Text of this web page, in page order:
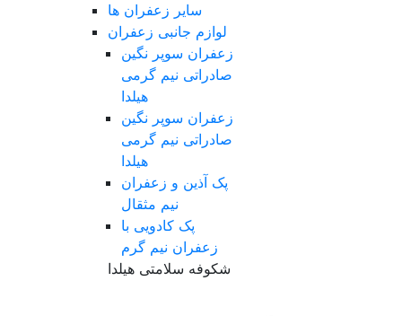
سایر زعفران ها
لوازم جانبی زعفران
زعفران سوپر نگین
صادراتی نیم گرمی
هیلدا
زعفران سوپر نگین
صادراتی نیم گرمی
هیلدا
پک آذین و زعفران
نیم مثقال
پک کادویی با
زعفران نیم گرم
شکوفه سلامتی هیلدا